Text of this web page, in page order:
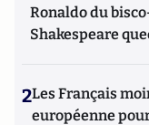
Ronaldo du
Shakespeare
2Les Français
européenne